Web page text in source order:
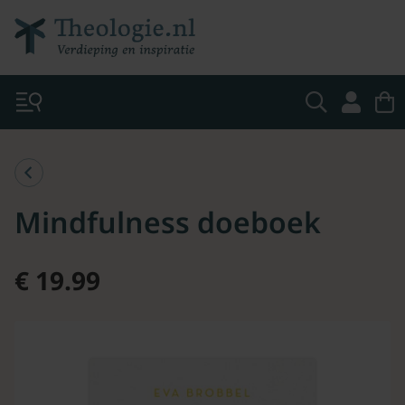
Mindfulness doeboek
€ 19.99